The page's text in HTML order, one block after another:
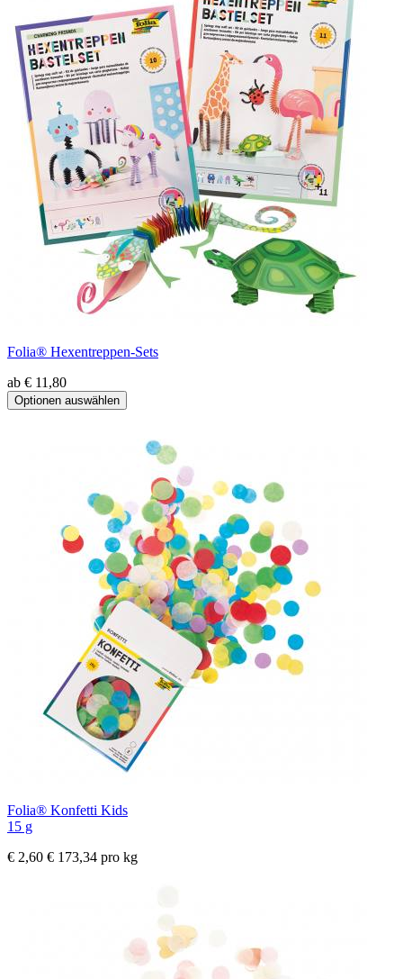
Folia® Hexentreppen-Sets
ab € 11,80
Folia® Konfetti Kids
15 g
€ 2,60 € 173,34 pro kg